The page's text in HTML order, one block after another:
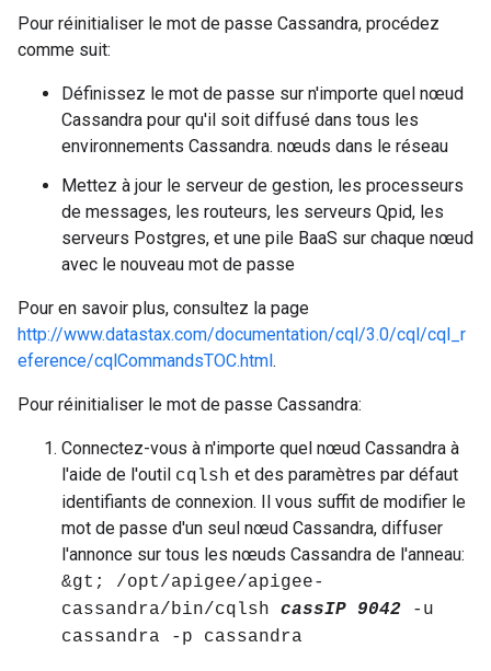
Pour réinitialiser le mot de passe Cassandra, procédez
comme suit:
Définissez le mot de passe sur n'importe quel nœud
Cassandra pour qu'il soit diffusé dans tous les
environnements Cassandra. nœuds dans le réseau
Mettez à jour le serveur de gestion, les processeurs
de messages, les routeurs, les serveurs Qpid, les
serveurs Postgres, et une pile BaaS sur chaque nœud
avec le nouveau mot de passe
Pour en savoir plus, consultez la page
http://www.datastax.com/documentation/cql/3.0/cql/cql_r
eference/cqlCommandsTOC.html.
Pour réinitialiser le mot de passe Cassandra:
Connectez-vous à n'importe quel nœud Cassandra à
l'aide de l'outil cqlsh et des paramètres par défaut
identifiants de connexion. Il vous suffit de modifier le
mot de passe d'un seul nœud Cassandra, diffuser
l'annonce sur tous les nœuds Cassandra de l'anneau:
&gt; /opt/apigee/apigee-
cassandra/bin/cqlsh cassIP 9042 -u
cassandra -p cassandra